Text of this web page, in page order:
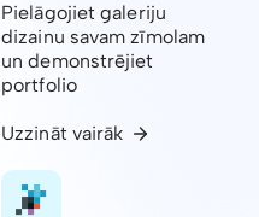
Pielāgojiet galeriju
dizainu savam zīmolam
un demonstrējiet
portfolio
Uzzināt vairāk